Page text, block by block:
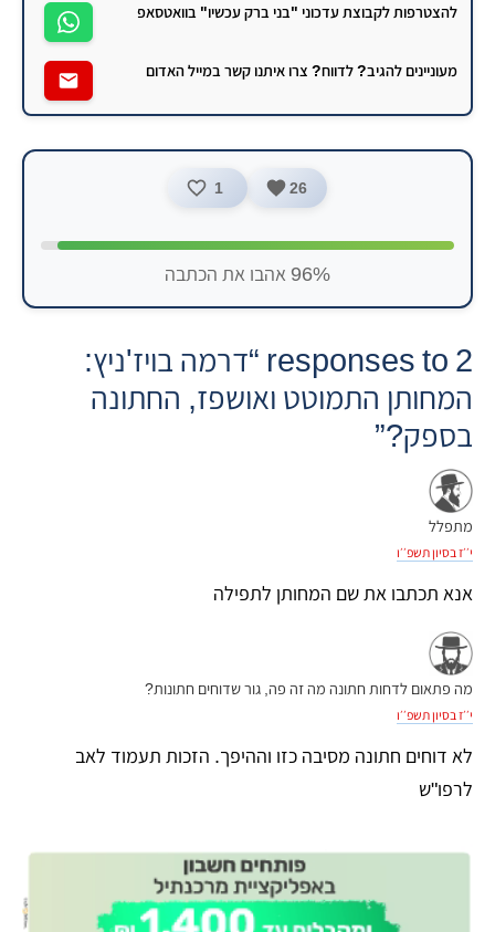
להצטרפות לקבוצת עדכוני "בני ברק עכשיו" בוואטסאפ
מעוניינים להגיב? לדווח? צרו איתנו קשר במייל האדום
26
1
96% אהבו את הכתבה
2 responses to “דרמה בויז'ניץ:
המחותן התמוטט ואושפז, החתונה
בספק?”
מתפלל
י׳׳ז בסיון תשפ׳׳ו
אנא תכתבו את שם המחותן לתפילה
מה פתאום לדחות חתונה מה זה פה, גור שדוחים חתונות?
י׳׳ז בסיון תשפ׳׳ו
לא דוחים חתונה מסיבה כזו וההיפך. הזכות תעמוד לאב
לרפו"ש